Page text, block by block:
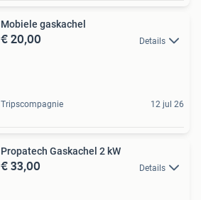
Mobiele gaskachel
€ 20,00 Details
Tripscompagnie 12 jul 26
Propatech Gaskachel 2 kW
€ 33,00 Details